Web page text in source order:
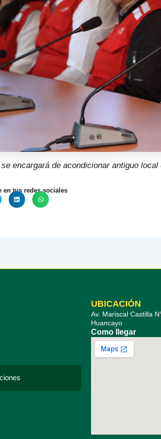
encargará de acondicionar antiguo
en tus redes sociales
UBICACIÓN
Av. Mariscal Castilla
Huancayo
Como llegar